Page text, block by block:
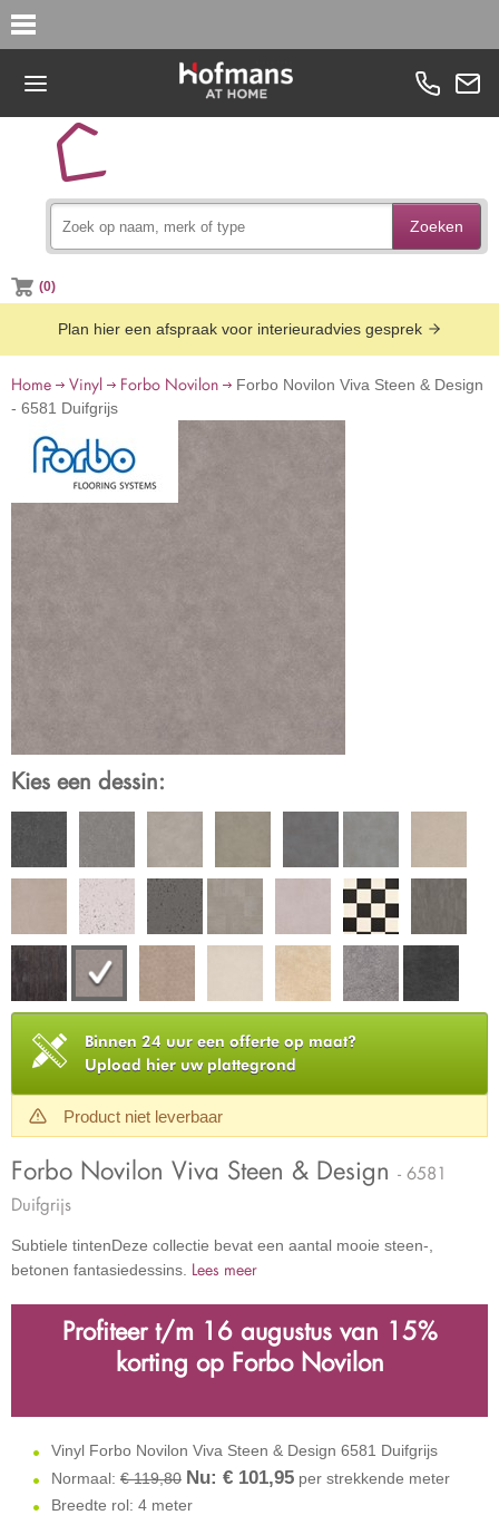
Zoeken
(0)
Plan hier een afspraak voor interieuradvies gesprek
Home Vinyl Forbo Novilon
Forbo Novilon Viva Steen & Design
- 6581 Duifgrijs
Kies een dessin:
Binnen 24 uur een offerte op maat?
Upload hier uw plattegrond
Product niet leverbaar
Forbo Novilon Viva Steen & Design - 6581
Duifgrijs
Subtiele tintenDeze collectie bevat een aantal mooie steen-,
betonen fantasiedessins. Lees meer
Profiteer t/m 16 augustus van 15%
korting op Forbo Novilon
Vinyl Forbo Novilon Viva Steen & Design 6581 Duifgrijs
Normaal: € 119,80 Nu: € 101,95 per strekkende meter
Breedte rol: 4 meter